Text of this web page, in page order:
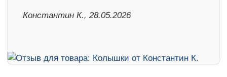
Константин К., 28.05.2026